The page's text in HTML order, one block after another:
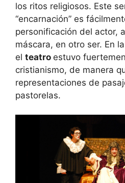
los ritos religiosos. Este
“encarnación” es
personificación del actor,
máscara, en otro ser. En
el teatro estuvo
cristianismo, de manera
representaciones de
pastorelas.